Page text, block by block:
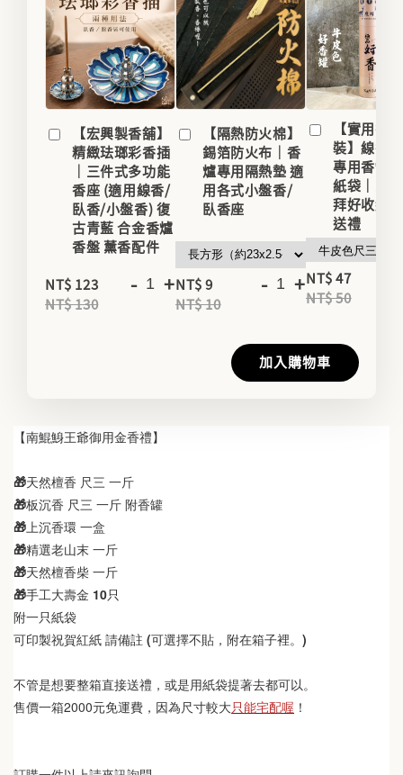
【宏興製香舖】
精緻珐瑯彩香插
｜三件式多功能
香座 (適用線香/
臥香/小盤香) 復
古青藍 合金香爐
香盤 薰香配件
NT$ 123
NT$ 130
- +
【隔熱防火棉】
錫箔防火布｜香
爐專用隔熱墊 適
用各式小盤香/
臥香座
NT$ 9
NT$ 10
- +
【實用香
裝】線香
專用香罐/
紙袋｜家
拜好收納
送禮
NT$ 47
NT$ 50
加入購物車
【南鯤鯓王爺御用金香禮】
🎁天然檀香 尺三 一斤
🎁板沉香 尺三 一斤 附香罐
🎁上沉香環 一盒
🎁精選老山末 一斤
🎁天然檀香柴 一斤
🎁手工大壽金 10只
附一只紙袋
可印製祝賀紅紙 請備註 (可選擇不貼，附在箱子裡。)
不管是想要整箱直接送禮，或是用紙袋提著去都可以。
售價一箱2000元免運費，因為尺寸較大只能宅配喔 ！